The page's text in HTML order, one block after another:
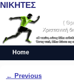
ΝΙΚΗΤΕΣ
Home
Post navigation
← Previous